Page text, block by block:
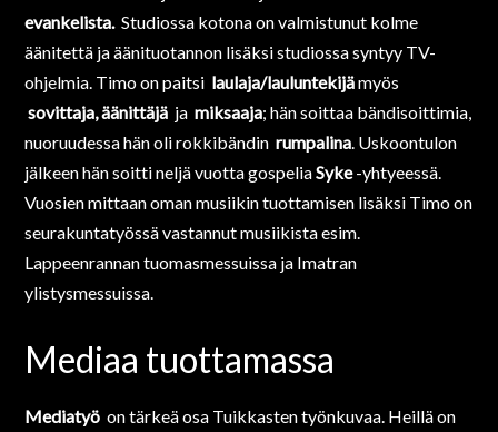
evankelista.Studiossa kotona on valmistunut kolme
äänitettä ja äänituotannon lisäksi studiossa syntyy TV-
ohjelmia. Timo on paitsi laulaja/lauluntekijämyös
sovittaja, äänittäjä ja miksaaja; hän soittaa bändisoittimia,
nuoruudessa hän oli rokkibändin rumpalina. Uskoontulon
jälkeen hän soitti neljä vuotta gospeliaSyke-yhtyeessä.
Vuosien mittaan oman musiikin tuottamisen lisäksi Timo on
seurakuntatyössä vastannut musiikista esim.
Lappeenrannan tuomasmessuissa ja Imatran
ylistysmessuissa.
Mediaa tuottamassa
Mediatyö on tärkeä osa Tuikkasten työnkuvaa. Heillä on